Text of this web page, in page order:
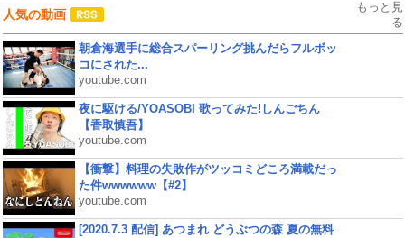
人気の動画
もっと見
る
朝倉海選手に総合スパーリング挑んだらフルボッ
コにされた...
youtube.com
夜に駆ける/YOASOBI 歌ってみた!しんごちん
【香取慎吾】
youtube.com
【衝撃】料理の失敗作がツッコミどころ満載だっ
た件wwwwww【#2】
youtube.com
[2020.7.3 配信] あつまれ どうぶつの森 夏の無料